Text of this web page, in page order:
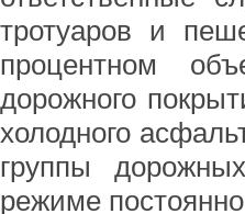
тротуаров и
процентном
дорожного
холодного
группы
режиме